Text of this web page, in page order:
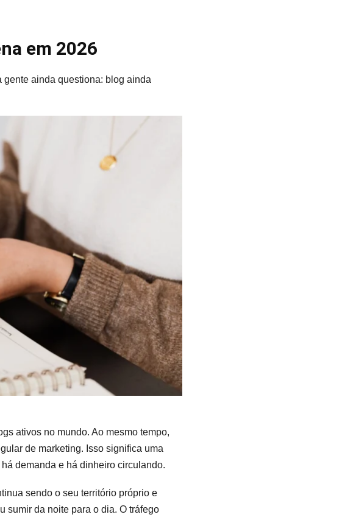
em 2026
gente ainda questiona: blog ainda
ativos no mundo. Ao mesmo tempo,
de marketing. Isso significa uma
demanda e há dinheiro circulando.
sendo o seu território próprio e
sumir da noite para o dia. O tráfego